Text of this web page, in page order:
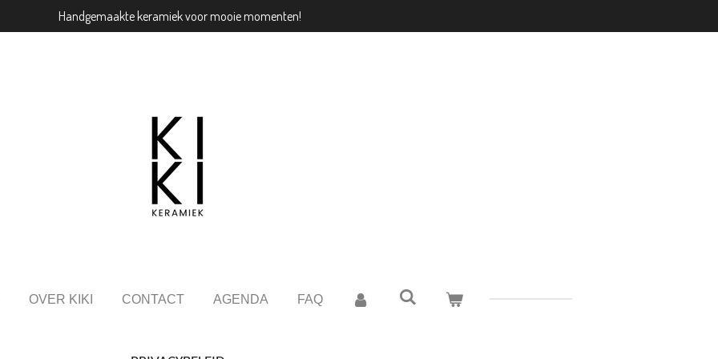
Handgemaakte keramiek voor mooie momenten!
OVER KIKI CONTACT AGENDA FAQ